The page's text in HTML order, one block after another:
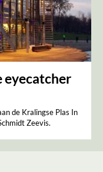
eyecatcher
de Kralingse Plas In
Zeevis.